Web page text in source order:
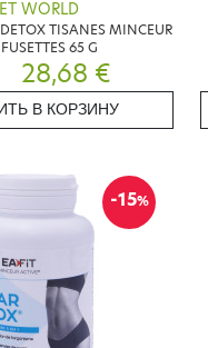
WORLD
TISANES MINCEUR
65 G
28,68 €
В КОРЗИНУ
-15%